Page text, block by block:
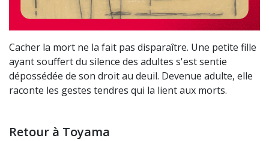
Cacher la mort ne la fait pas disparaître. Une petite fille
ayant souffert du silence des adultes s'est sentie
dépossédée de son droit au deuil. Devenue adulte, elle
raconte les gestes tendres qui la lient aux morts.
Retour à Toyama